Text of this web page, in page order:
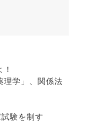
理学」、関係法
験を制す